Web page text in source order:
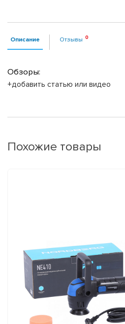
Описание Отзывы
Обзоры:
+добавить статью или видео
Похожие товары